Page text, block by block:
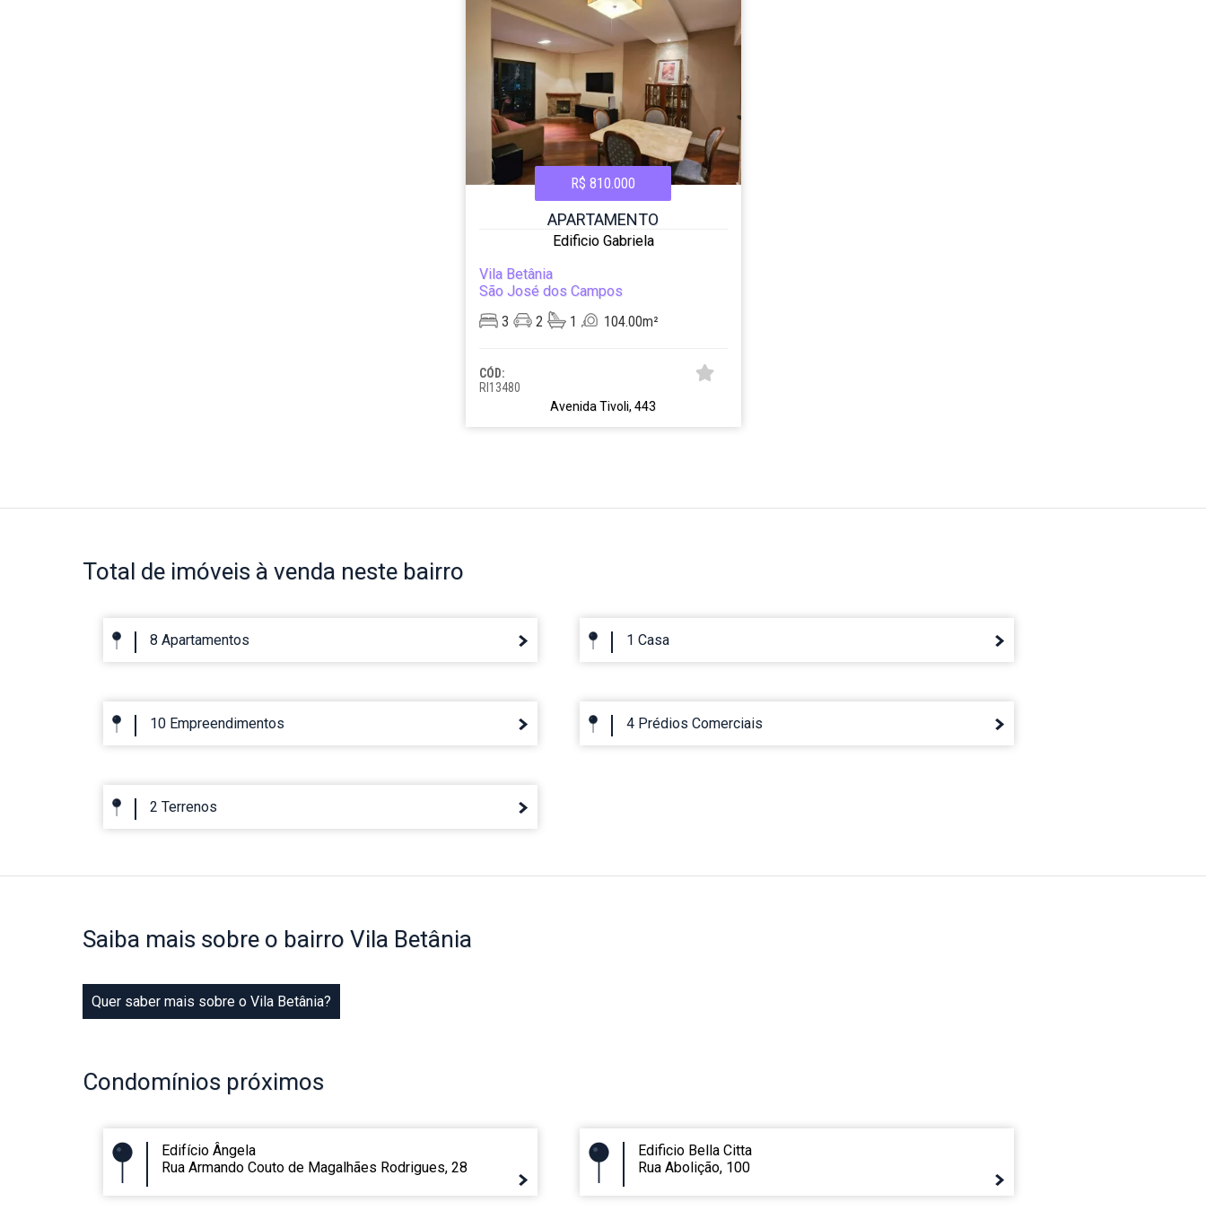
R$ 810.000
APARTAMENTO
Edificio Gabriela
Vila Betânia
São José dos Campos
3
2 1 104.00m²
CÓD:
RI13480
Avenida Tivoli, 443
Total de imóveis à venda neste bairro
8 Apartamentos 1 Casa
10 Empreendimentos 4 Prédios Comerciais
2 Terrenos
Saiba mais sobre o bairro Vila Betânia
Quer saber mais sobre o Vila Betânia?
Condomínios próximos
Edifício Ângela
Rua Armando Couto de Magalhães Rodrigues, 28
Edificio Bella Citta
Rua Abolição, 100